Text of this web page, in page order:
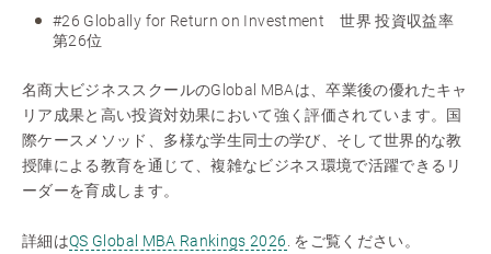
#26 Globally for Return on Investment 世界 投資収益率
第26位
名商大ビジネススクールのGlobal MBAは、卒業後の優れたキャ
リア成果と高い投資対効果において強く評価されています。国
際ケースメソッド、多様な学生同士の学び、そして世界的な教
授陣による教育を通じて、複雑なビジネス環境で活躍できるリ
ーダーを育成します。
詳細はQS Global MBA Rankings 2026 . をご覧ください。